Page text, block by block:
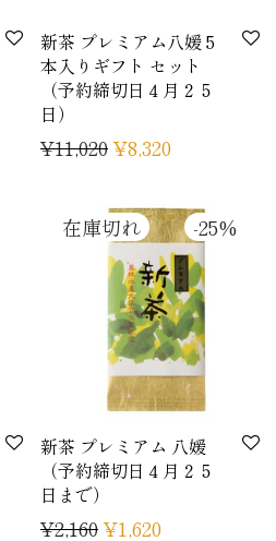
新茶 プレミアム八媛 5
本入りギフト セット
（予約締切日４月２５
日）
¥11,020¥8,320
-25%
新茶 プレミアム 八媛
（予約締切日４月２５
日まで）
¥2,160¥1,620